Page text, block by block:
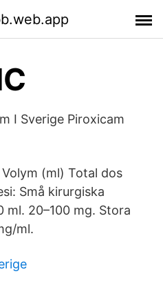
I Sverige Piroxicam
(ml) Total dos
Små kirurgiska
ml. 20–100 mg. Stora
ml.